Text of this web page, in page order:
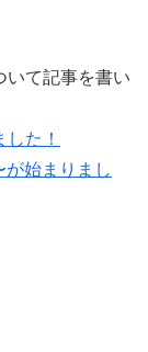
いて記事を書い
た！
が始まりまし